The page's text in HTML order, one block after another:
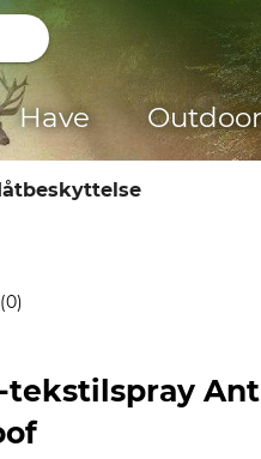
Have Outdoor
0
tekstilspray